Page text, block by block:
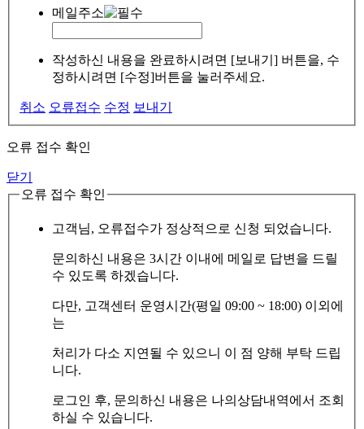
메일주소
작성하신 내용을 완료하시려면 [보내기] 버튼을, 수
정하시려면 [수정]버튼을 눌러주세요.
취소 오류접수 수정 보내기
오류 접수 확인
닫기
오류 접수 확인
고객님, 오류접수가 정상적으로 신청 되었습니다.
문의하신 내용은 3시간 이내에 메일로 답변을 드릴
수 있도록 하겠습니다.
다만, 고객센터 운영시간(평일 09:00 ~ 18:00) 이외에
는
처리가 다소 지연될 수 있으니 이 점 양해 부탁 드립
니다.
로그인 후, 문의하신 내용은 나의상담내역에서 조회
하실 수 있습니다.